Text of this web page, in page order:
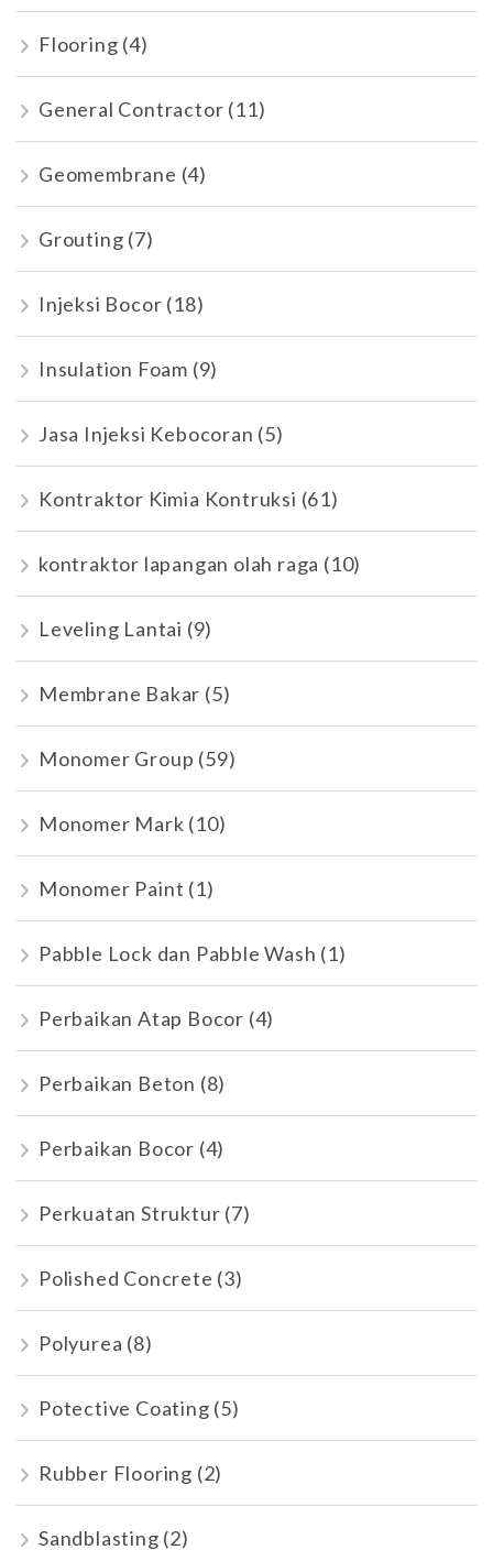
Flooring (4)
General Contractor (11)
Geomembrane (4)
Grouting (7)
Injeksi Bocor (18)
Insulation Foam (9)
Jasa Injeksi Kebocoran (5)
Kontraktor Kimia Kontruksi (61)
kontraktor lapangan olah raga (10)
Leveling Lantai (9)
Membrane Bakar (5)
Monomer Group (59)
Monomer Mark (10)
Monomer Paint (1)
Pabble Lock dan Pabble Wash (1)
Perbaikan Atap Bocor (4)
Perbaikan Beton (8)
Perbaikan Bocor (4)
Perkuatan Struktur (7)
Polished Concrete (3)
Polyurea (8)
Potective Coating (5)
Rubber Flooring (2)
Sandblasting (2)